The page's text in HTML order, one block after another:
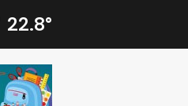
22.8°